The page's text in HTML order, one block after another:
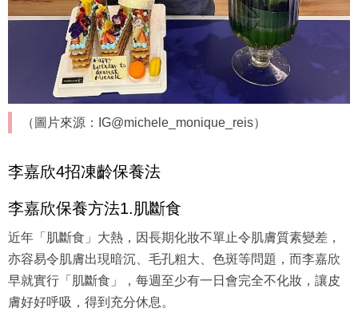
（圖片來源：IG@michele_monique_reis）
李嘉欣4招凍齡保養法
李嘉欣保養方法1.肌斷食
近年「肌斷食」大熱，因長期化妝不單止令肌膚質素變差，
亦容易令肌膚出現暗沉、毛孔粗大、色斑等問題，而李嘉欣
早就實行「肌斷食」，每週至少有一日會完全不化妝，讓皮
膚好好呼吸，得到充分休息。